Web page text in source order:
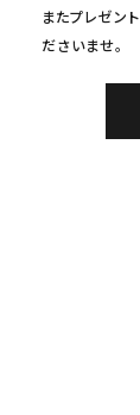
またプレゼン
ださいませ。